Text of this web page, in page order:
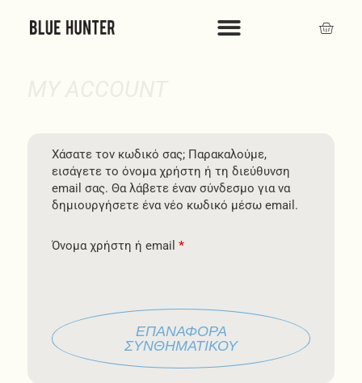
Cart
Χάσατε τον κωδικό σας; Παρακαλούμε,
εισάγετε το όνομα χρήστη ή τη διεύθυνση
email σας. Θα λάβετε έναν σύνδεσμο για να
δημιουργήσετε ένα νέο κωδικό μέσω email.
Όνομα χρήστη ή email *
ΕΠΑΝΑΦΟΡΆ
ΣΥΝΘΗΜΑΤΙΚΟΎ